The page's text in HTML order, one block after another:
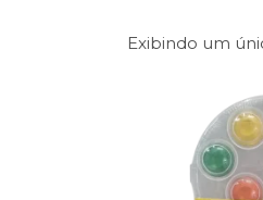
Exibindo um